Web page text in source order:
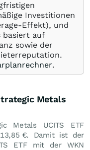
Investitionen
Effekt), und
basiert auf
sowie der
.
Metals
Metals UCITS ETF
€. Damit ist der
ETF mit der WKN